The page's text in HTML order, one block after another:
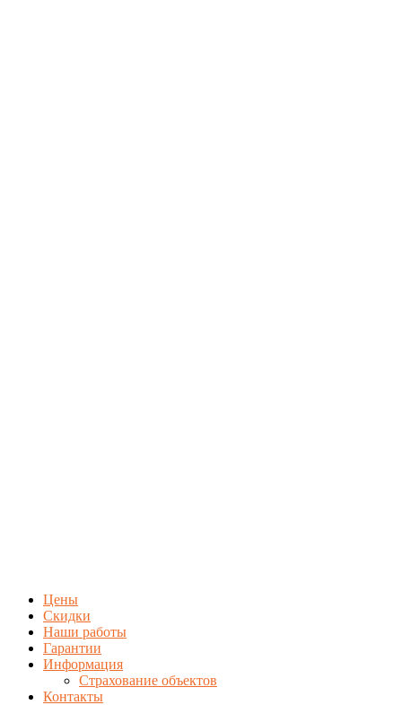
Цены
Скидки
Наши работы
Гарантии
Информация
Страхование объектов
Контакты